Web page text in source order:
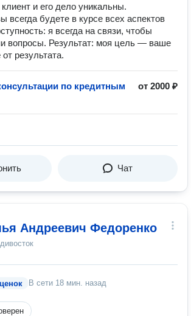
и его дело уникальны.
всегда будете в курсе всех аспектов
я всегда на связи, чтобы
вопросы. Результат: моя цель — ваше
результата.
по кредитным
от 2000 ₽
Чат
Андреевич Федоренко
В сети 18 мин. назад